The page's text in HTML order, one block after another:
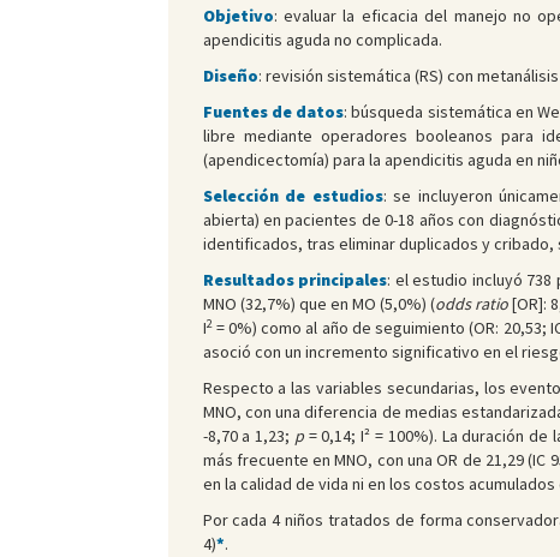
Objetivo: evaluar la eficacia del manejo no
apendicitis aguda no complicada.
Diseño: revisión sistemática (RS) con
Fuentes de datos: búsqueda sistemática en
libre mediante operadores booleanos para
(apendicectomía) para la apendicitis aguda en
Selección de estudios: se incluyeron
abierta) en pacientes de 0-18 años con
identificados, tras eliminar duplicados y cribado,
Resultados principales: el estudio incluyó
MNO (32,7%) que en MO (5,0%) (odds ratio[OR]:
I2= 0%) como al año de seguimiento (OR: 20,53;
asoció con un incremento significativo en el
Respecto a las variables secundarias, los
MNO, con una diferencia de medias
-8,70 a 1,23; p= 0,14; I² = 100%). La duración de
más frecuente en MNO, con una OR de 21,29 (IC
en la calidad de vida ni en los costos
Por cada 4 niños tratados de forma
4)*.